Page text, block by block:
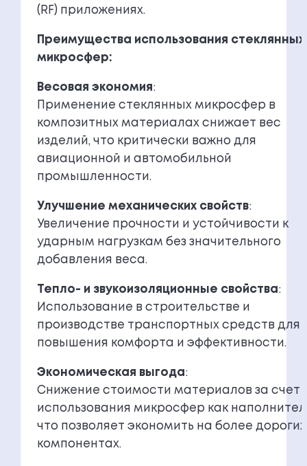
(RF) приложениях.
Преимущества использования стеклянных
микросфер:
Весовая экономия :
Применение стеклянных микросфер в
композитных материалах снижает вес
изделий, что критически важно для
авиационной и автомобильной
промышленности.
Улучшение механических свойств:
Увеличение прочности и устойчивости к
ударным нагрузкам без значительного
добавления веса.
Тепло- и звукоизоляционные свойства :
Использование в строительстве и
производстве транспортных средств для
повышения комфорта и эффективности.
Экономическая выгода :
Снижение стоимости материалов за счет
использования микросфер как
что позволяет экономить на более дорогих
компонентах.